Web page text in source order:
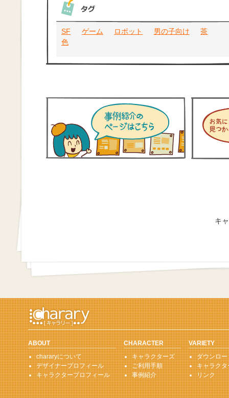
SF ゲーム ロボット 男の子向け
茶
色
キ
ABOUT
chararyについて
デザイナープロフィール
キャラクタープロフィール
CHARACTER
キャラクターズ
ご利用手順
事例紹介
VARIETY
ダウンロ
キャラク
リンク